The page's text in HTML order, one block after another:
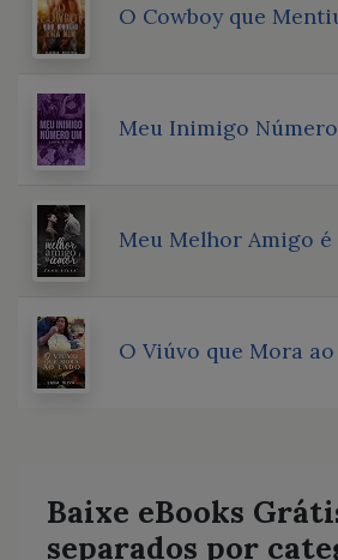
O Cowboy que
Meu Inimigo Número
Meu Melhor Amigo
O Viúvo que Mora
Baixe eBooks
separados por